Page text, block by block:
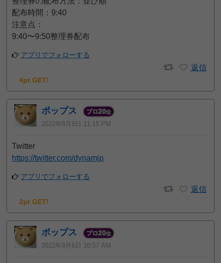
配布時間：9:40
注意点：
9:40〜9:50整理券配布
アプリでフォローする
返信
4pt GET!
ポップス プロ20位
2022年8月8日 11:15 PM
Twitter
https://twitter.com/dynamjp
アプリでフォローする
返信
2pt GET!
ポップス プロ20位
2022年8月6日 10:57 AM